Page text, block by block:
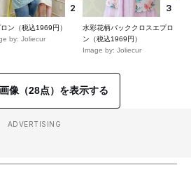
2
ン（税込1969円）
by: Joliecur
3
水彩花柄バッククロスエプロ
ン（税込1969円）
Image by: Joliecur
像（28点）を表示する
ADVERTISING